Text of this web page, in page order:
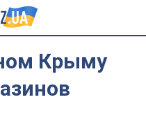
Крыму